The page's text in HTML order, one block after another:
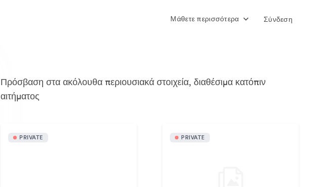
Μάθετε περισσότερα Σύνδεση
Πρόσβαση στα ακόλουθα περιουσιακά στοιχεία, διαθέσιμα κατόπιν
αιτήματος
PRIVATE PRIVATE